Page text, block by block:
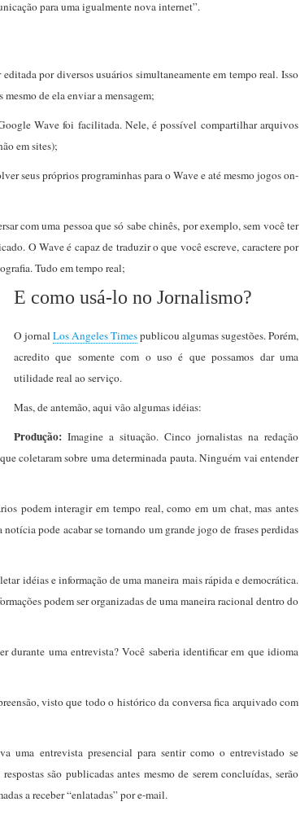
para uma igualmente nova internet”.
editada por diversos usuários simultaneamente em tempo real. Isso
de ela enviar a mensagem;
Wave foi facilitada. Nele, é possível compartilhar arquivos
em sites);
seus próprios programinhas para o Wave e até mesmo jogos on-
com uma pessoa que só sabe chinês, por exemplo, sem você ter
O Wave é capaz de traduzir o que você escreve, caractere por
Tudo em tempo real;
E como usá-lo no Jornalismo?
O jornal Los Angeles Timespublicou algumas sugestões. Porém,
acredito que somente com o uso é que possamos dar uma
utilidade real ao serviço.
Mas, de antemão, aqui vão algumas idéias:
Produção: Imagine a situação. Cinco jornalistas na redação
coletaram sobre uma determinada pauta. Ninguém vai entender
podem interagir em tempo real, como em um chat, mas antes
pode acabar se tornando um grande jogo de frases perdidas
idéias e informação de uma maneira mais rápida e democrática.
podem ser organizadas de uma maneira racional dentro do
durante uma entrevista? Você saberia identificar em que idioma
visto que todo o histórico da conversa fica arquivado com
uma entrevista presencial para sentir como o entrevistado se
são publicadas antes mesmo de serem concluídas, serão
a receber “enlatadas” por e-mail.